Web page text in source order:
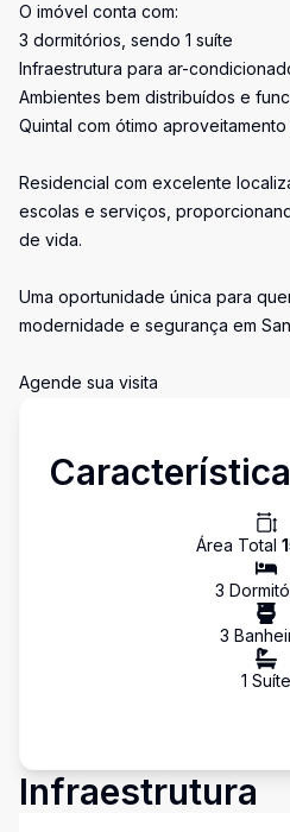
O imóvel conta com:
3 dormitórios, sendo 1 suíte
Infraestrutura para ar-
Ambientes bem distribuídos e
Quintal com ótimo
Residencial com excelente
escolas e serviços,
de vida.
Uma oportunidade única para
modernidade e segurança em
Agende sua visita
Área Total
3
3
1 Suíte
Infraestrutura